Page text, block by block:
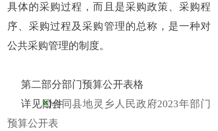
具体的采购过程，而且是采购政策、采购程
序、采购过程及采购管理的总称，是一种对
公共采购管理的制度。
第二部分部门预算公开表格
详见附件会同县地灵乡人民政府2023年部门
预算公开表